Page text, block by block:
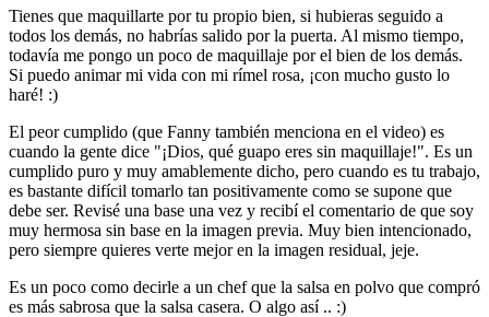
Tienes que maquillarte por tu propio bien, si hubieras seguido a
todos los demás, no habrías salido por la puerta. Al mismo tiempo,
todavía me pongo un poco de maquillaje por el bien de los demás.
Si puedo animar mi vida con mi rímel rosa, ¡con mucho gusto lo
haré! :)
El peor cumplido (que Fanny también menciona en el video) es
cuando la gente dice "¡Dios, qué guapo eres sin maquillaje!". Es un
cumplido puro y muy amablemente dicho, pero cuando es tu trabajo,
es bastante difícil tomarlo tan positivamente como se supone que
debe ser. Revisé una base una vez y recibí el comentario de que soy
muy hermosa sin base en la imagen previa. Muy bien intencionado,
pero siempre quieres verte mejor en la imagen residual, jeje.
Es un poco como decirle a un chef que la salsa en polvo que compró
es más sabrosa que la salsa casera. O algo así .. :)